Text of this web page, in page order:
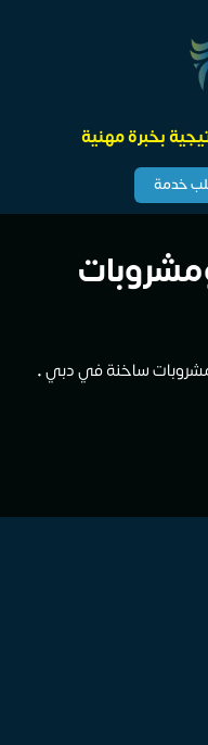
بخبرة مهنية
خدمة
ساخنة في دبي •